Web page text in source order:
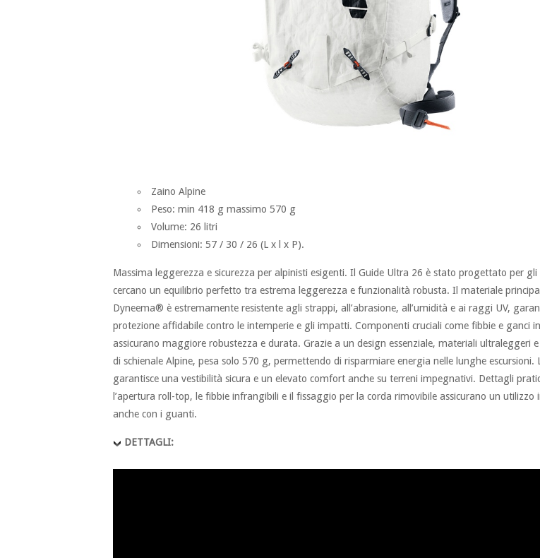
Zaino Alpine
Peso: min 418 g massimo 570 g
Volume: 26 litri
Dimensioni: 57 / 30 / 26 (L x l x P).
Massima leggerezza e sicurezza per alpinisti esigenti. Il Guide Ultra 26 è stato progettato per gli
cercano un equilibrio perfetto tra estrema leggerezza e funzionalità robusta. Il materiale
Dyneema® è estremamente resistente agli strappi, all’abrasione, all’umidità e ai raggi UV,
protezione affidabile contro le intemperie e gli impatti. Componenti cruciali come fibbie e ganci
assicurano maggiore robustezza e durata. Grazie a un design essenziale, materiali ultraleggeri
di schienale Alpine, pesa solo 570 g, permettendo di risparmiare energia nelle lunghe escursioni.
garantisce una vestibilità sicura e un elevato comfort anche su terreni impegnativi. Dettagli
l’apertura roll-top, le fibbie infrangibili e il fissaggio per la corda rimovibile assicurano un utilizzo
anche con i guanti.
DETTAGLI: